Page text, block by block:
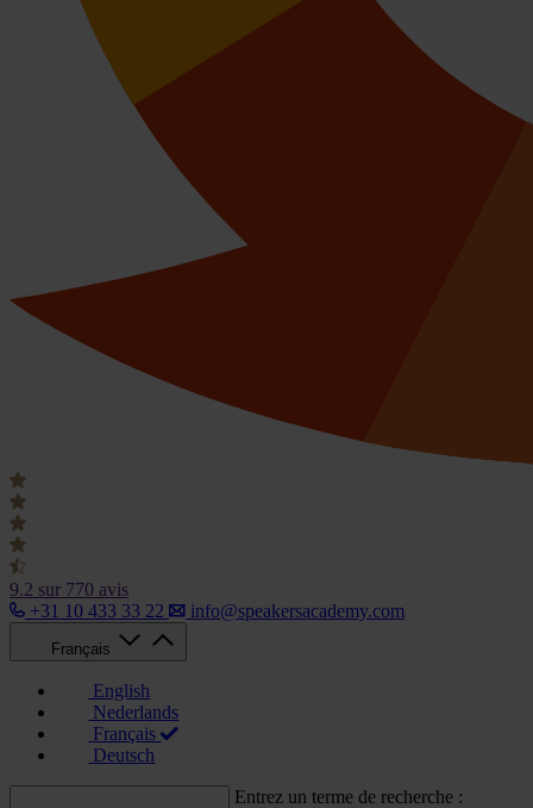
9.2 sur 770 avis
+31 10 433 33 22
info@speakersacademy.com
Français
English
Nederlands
Français
Deutsch
Entrez un terme de recherche :